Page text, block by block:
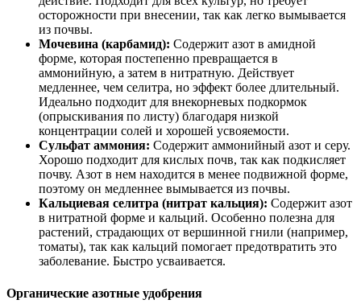
осторожности при внесении, так как легко вымывается
из почвы.
Мочевина (карбамид): Содержит азот в амидной
форме, которая постепенно превращается в
аммонийную, а затем в нитратную. Действует
медленнее, чем селитра, но эффект более длительный.
Идеально подходит для внекорневых подкормок
(опрыскивания по листу) благодаря низкой
концентрации солей и хорошей усвояемости.
Сульфат аммония: Содержит аммонийный азот и серу.
Хорошо подходит для кислых почв, так как подкисляет
почву. Азот в нем находится в менее подвижной форме,
поэтому он медленнее вымывается из почвы.
Кальциевая селитра (нитрат кальция): Содержит азот
в нитратной форме и кальций. Особенно полезна для
растений, страдающих от вершинной гнили (например,
томаты), так как кальций помогает предотвратить это
заболевание. Быстро усваивается.
Органические азотные удобрения